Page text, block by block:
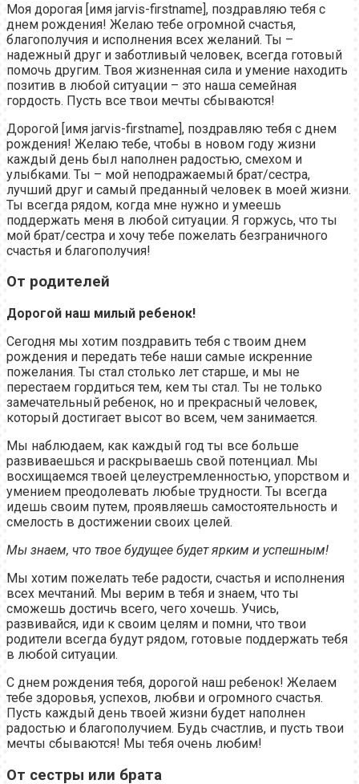
Моя дорогая [имя jarvis-firstname], поздравляю тебя с
днем рождения! Желаю тебе огромной счастья,
благополучия и исполнения всех желаний. Ты –
надежный друг и заботливый человек, всегда готовый
помочь другим. Твоя жизненная сила и умение находить
позитив в любой ситуации – это наша семейная
гордость. Пусть все твои мечты сбываются!
Дорогой [имя jarvis-firstname], поздравляю тебя с днем
рождения! Желаю тебе, чтобы в новом году жизни
каждый день был наполнен радостью, смехом и
улыбками. Ты – мой неподражаемый брат/сестра,
лучший друг и самый преданный человек в моей жизни.
Ты всегда рядом, когда мне нужно и умеешь
поддержать меня в любой ситуации. Я горжусь, что ты
мой брат/сестра и хочу тебе пожелать безграничного
счастья и благополучия!
От родителей
Дорогой наш милый ребенок!
Сегодня мы хотим поздравить тебя с твоим днем
рождения и передать тебе наши самые искренние
пожелания. Ты стал столько лет старше, и мы не
перестаем гордиться тем, кем ты стал. Ты не только
замечательный ребенок, но и прекрасный человек,
который достигает высот во всем, чем занимается.
Мы наблюдаем, как каждый год ты все больше
развиваешься и раскрываешь свой потенциал. Мы
восхищаемся твоей целеустремленностью, упорством и
умением преодолевать любые трудности. Ты всегда
идешь своим путем, проявляешь самостоятельность и
смелость в достижении своих целей.
Мы знаем, что твое будущее будет ярким и успешным!
Мы хотим пожелать тебе радости, счастья и исполнения
всех мечтаний. Мы верим в тебя и знаем, что ты
сможешь достичь всего, чего хочешь. Учись,
развивайся, иди к своим целям и помни, что твои
родители всегда будут рядом, готовые поддержать тебя
в любой ситуации.
С днем рождения тебя, дорогой наш ребенок! Желаем
тебе здоровья, успехов, любви и огромного счастья.
Пусть каждый день твоей жизни будет наполнен
радостью и благополучием. Будь счастлив, и пусть твои
мечты сбываются! Мы тебя очень любим!
От сестры или брата